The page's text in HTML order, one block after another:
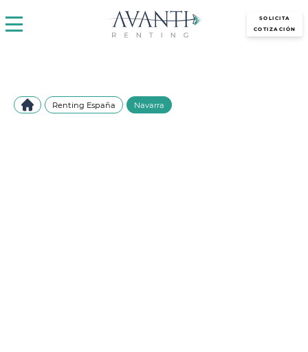
SOLICITA
COTIZACIÓN
Renting España Navarra